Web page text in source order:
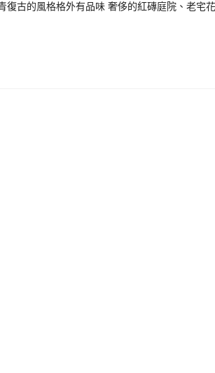
復古的風格格外有品味 奢侈的紅磚庭院、老宅